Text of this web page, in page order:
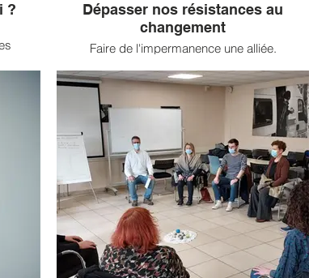
?
|
Dépasser nos résistances au
changement
Faire de l'impermanence une alliée.
Rencontre avec Anila Trinlé lors d'une émission
« Sagesses Bouddhistes ».
Nous ne le voyons pas toujours, mais tout
change, tout le temps, dans nos vies. Si cette
impermanence nous met parfois face à des
situations douloureuses, elle est aussi moteur
de transformation. Il nous est pourtant difficile
d’aller vers l’inconnu, de sortir de notre zone de
confort. Alors pourquoi manifestons-nous
autant de résistance ? Quelles formes peut-elle
prendre et comment les surmonter ?